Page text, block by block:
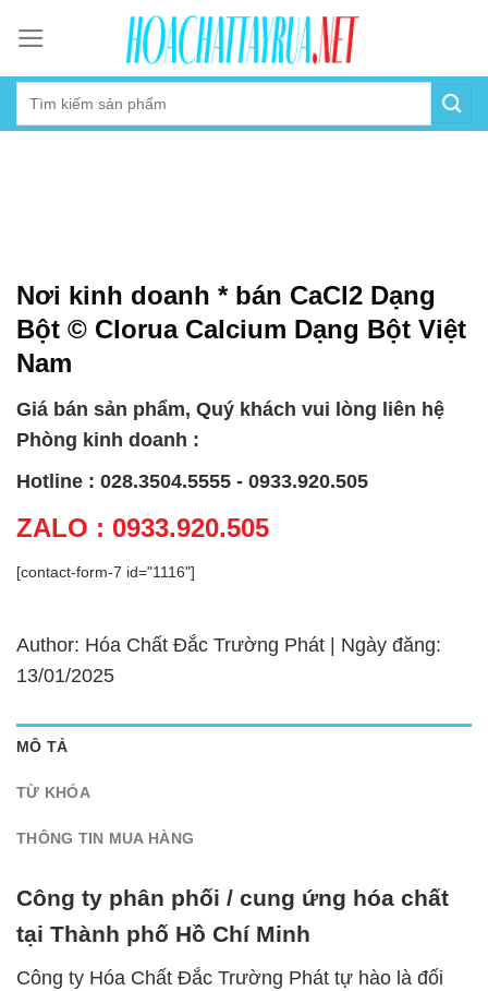
content
Nơi kinh doanh * bán CaCl2 Dạng
Bột © Clorua Calcium Dạng Bột Việt
Nam
Giá bán sản phẩm, Quý khách vui lòng liên hệ
Phòng kinh doanh :
Hotline : 028.3504.5555 - 0933.920.505
ZALO : 0933.920.505
[contact-form-7 id="1116"]
Author: Hóa Chất Đắc Trường Phát | Ngày đăng:
13/01/2025
MÔ TẢ
TỪ KHÓA
THÔNG TIN MUA HÀNG
Công ty phân phối / cung ứng hóa chất
tại Thành phố Hồ Chí Minh
Công ty Hóa Chất Đắc Trường Phát tự hào là đối